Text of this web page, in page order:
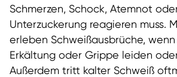
Schmerzen, Schock, Atemnot
Unterzuckerung reagieren muss.
erleben Schweißausbrüche,
Erkältung oder Grippe leiden
Außerdem tritt kalter Schweiß